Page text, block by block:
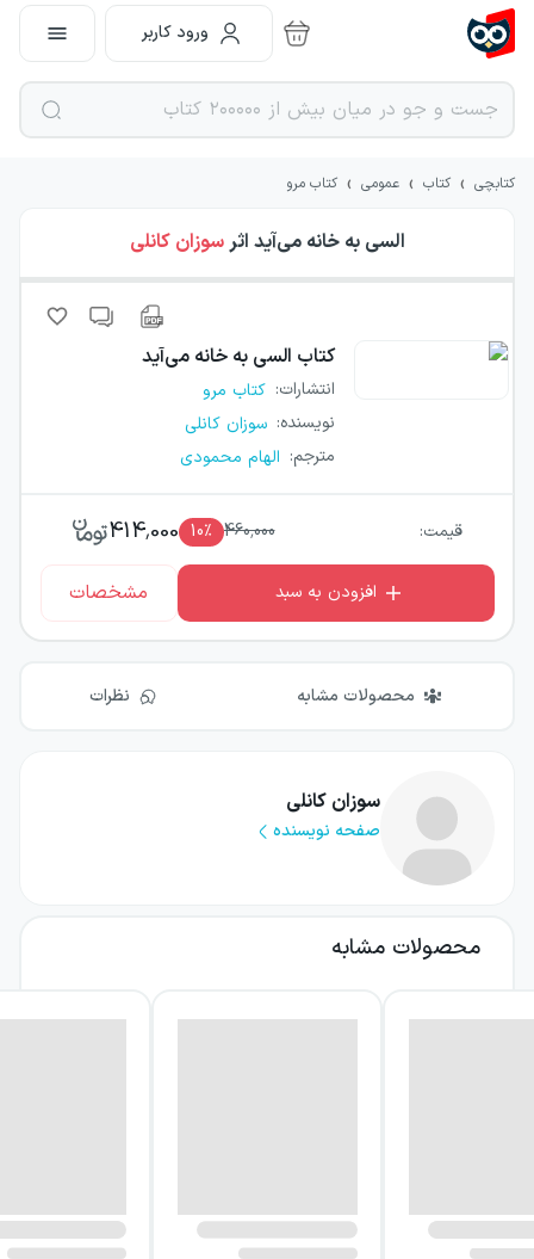
ورود کاربر
کتابچی › کتاب › عمومی › کتاب مرو
السی به خانه می‌آید اثرسوزان کانلی
کتاب السی به خانه می‌آید
انتشارات: کتاب مرو
نویسنده: سوزان کانلی
مترجم: الهام محمودی
قیمت: 460,000
10٪ 414,000
افزودن به سبد مشخصات
محصولات مشابه نظرات
سوزان کانلی
صفحه نویسنده
محصولات مشابه